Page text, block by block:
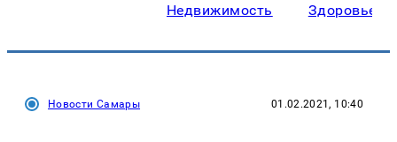
Недвижимость Здоровье
Новости Самары 01.02.2021, 10:40